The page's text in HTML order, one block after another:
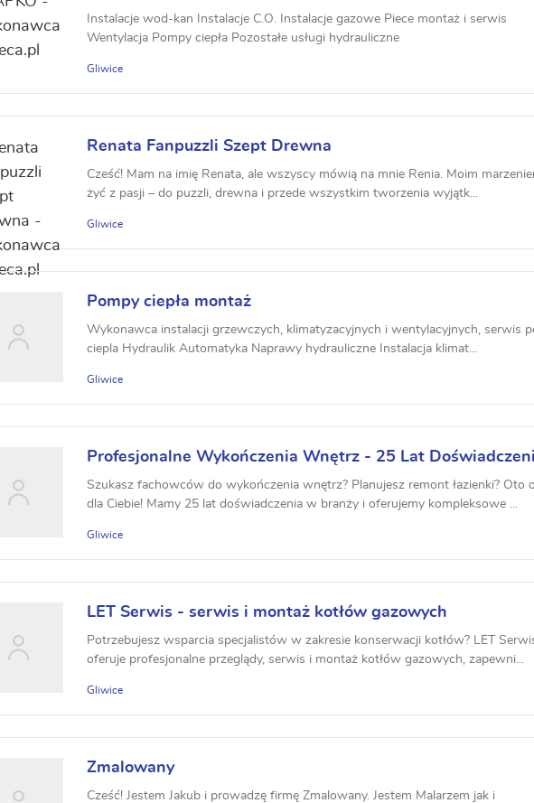
Instalacje wod-kan Instalacje C.O. Instalacje gazowe Piece montaż i serwis
Wentylacja Pompy ciepła Pozostałe usługi hydrauliczne
Gliwice
Renata Fanpuzzli Szept Drewna
Cześć! Mam na imię Renata, ale wszyscy mówią na mnie Renia. Moim
żyć z pasji – do puzzli, drewna i przede wszystkim tworzenia wyjątk...
Gliwice
Pompy ciepła montaż
Wykonawca instalacji grzewczych, klimatyzacyjnych i wentylacyjnych, serwis
ciepla Hydraulik Automatyka Naprawy hydrauliczne Instalacja klimat...
Gliwice
Profesjonalne Wykończenia Wnętrz - 25 Lat
Szukasz fachowców do wykończenia wnętrz? Planujesz remont łazienki? Oto
dla Ciebie! Mamy 25 lat doświadczenia w branży i oferujemy kompleksowe ...
Gliwice
LET Serwis - serwis i montaż kotłów gazowych
Potrzebujesz wsparcia specjalistów w zakresie konserwacji kotłów? LET
oferuje profesjonalne przeglądy, serwis i montaż kotłów gazowych, zapewni...
Gliwice
Zmalowany
Cześć! Jestem Jakub i prowadzę firmę Zmalowany. Jestem Malarzem jak i